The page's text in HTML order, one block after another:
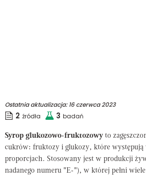
Ostatnia aktualizacja:16 czerwca 2023
2 źródła 3 badań
Syrop glukozowo-fruktozowyto
cukrów: fruktozy i glukozy, które występują
proporcjach. Stosowany jest w produkcji
nadanego numeru "E-"), w której pełni